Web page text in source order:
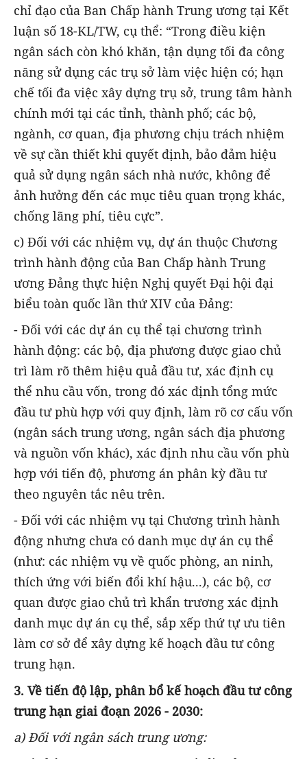
chỉ đạo của Ban Chấp hành Trung ương tại Kết
luận số 18-KL/TW, cụ thể: “Trong điều kiện
ngân sách còn khó khăn, tận dụng tối đa công
năng sử dụng các trụ sở làm việc hiện có; hạn
chế tối đa việc xây dựng trụ sở, trung tâm hành
chính mới tại các tỉnh, thành phố; các bộ,
ngành, cơ quan, địa phương chịu trách nhiệm
về sự cần thiết khi quyết định, bảo đảm hiệu
quả sử dụng ngân sách nhà nước, không để
ảnh hưởng đến các mục tiêu quan trọng khác,
chống lãng phí, tiêu cực”.
c) Đối với các nhiệm vụ, dự án thuộc Chương
trình hành động của Ban Chấp hành Trung
ương Đảng thực hiện Nghị quyết Đại hội đại
biểu toàn quốc lần thứ XIV của Đảng:
- Đối với các dự án cụ thể tại chương trình
hành động: các bộ, địa phương được giao chủ
trì làm rõ thêm hiệu quả đầu tư, xác định cụ
thể nhu cầu vốn, trong đó xác định tổng mức
đầu tư phù hợp với quy định, làm rõ cơ cấu vốn
(ngân sách trung ương, ngân sách địa phương
và nguồn vốn khác), xác định nhu cầu vốn phù
hợp với tiến độ, phương án phân kỳ đầu tư
theo nguyên tắc nêu trên.
- Đối với các nhiệm vụ tại Chương trình hành
động nhưng chưa có danh mục dự án cụ thể
(như: các nhiệm vụ về quốc phòng, an ninh,
thích ứng với biến đổi khí hậu...), các bộ, cơ
quan được giao chủ trì khẩn trương xác định
danh mục dự án cụ thể, sắp xếp thứ tự ưu tiên
làm cơ sở để xây dựng kế hoạch đầu tư công
trung hạn.
3. Về tiến độ lập, phân bổ kế hoạch đầu tư công
trung hạn giai đoạn 2026 - 2030:
a) Đối với ngân sách trung ương: